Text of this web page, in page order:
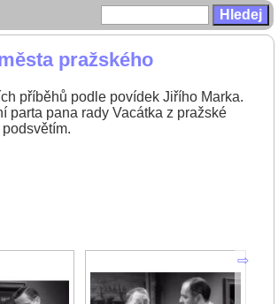
pražského
příběhů podle povídek Jiřího Marka.
parta pana rady Vacátka z pražské